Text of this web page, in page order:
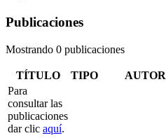
Publicaciones
Mostrando 0 publicaciones
TÍTULO TIPO AUTOR
Para
consultar las
publicaciones
dar clic aquí.